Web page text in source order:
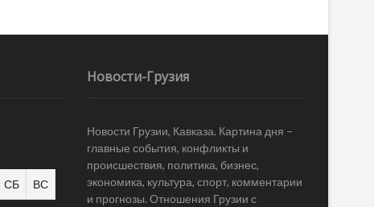
СБ ВС
Новости-Грузия
Новости Грузии, Кавказа. Картина дня –
главные события, конфликты и
происшествия, политика, бизнес,
экономика, культура, спорт, комментарии
и прогнозы. Отношения Грузии с